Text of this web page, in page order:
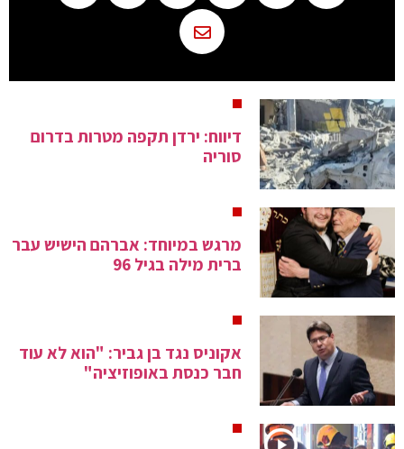
דיווח: ירדן תקפה מטרות בדרום
סוריה
מרגש במיוחד: אברהם הישיש עבר
ברית מילה בגיל 96
אקוניס נגד בן גביר: "הוא לא עוד
חבר כנסת באופוזיציה"